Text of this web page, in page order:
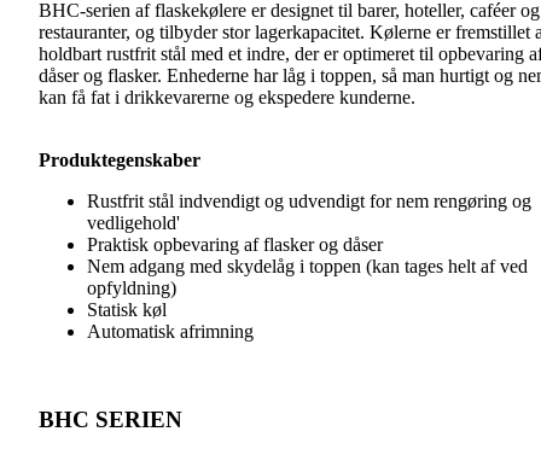
BHC-serien af flaskekølere er designet til barer, hoteller, caféer og
restauranter, og tilbyder stor lagerkapacitet. Kølerne er fremstillet
holdbart rustfrit stål med et indre, der er optimeret til opbevaring
dåser og flasker. Enhederne har låg i toppen, så man hurtigt og
kan få fat i drikkevarerne og ekspedere kunderne.
Produktegenskaber
Rustfrit stål indvendigt og udvendigt for nem rengøring og
vedligehold'
Praktisk opbevaring af flasker og dåser
Nem adgang med skydelåg i toppen (kan tages helt af ved
opfyldning)
Statisk køl
Automatisk afrimning
BHC SERIEN